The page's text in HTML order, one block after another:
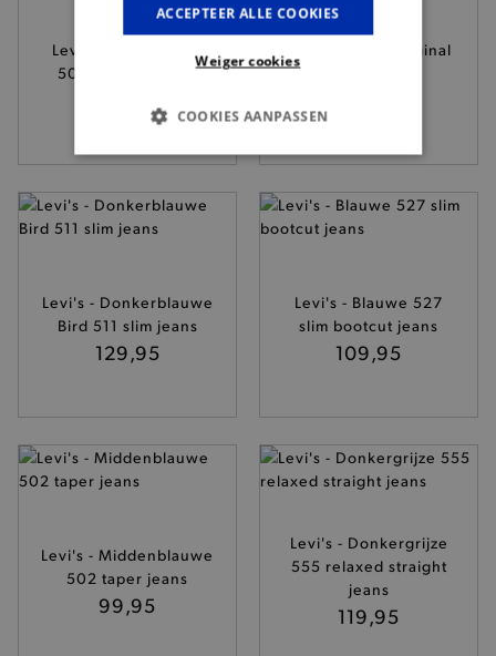
Levi's - Lichtblauwe
501 Original jeans
Levi's - Witte Original
Levi's - Donkerblauwe
Bird 511 slim jeans
129,95
Levi's - Blauwe 527
slim bootcut jeans
109,95
Levi's - Middenblauwe
502 taper jeans
99,95
Levi's - Donkergrijze
555 relaxed straight
jeans
119,95
ACCEPTEER ALLE COOKIES
Weiger cookies
COOKIES AANPASSEN
BASIS COOKIES
ANALYTISCHE
FUNCTIONALITEIT
Functionaliteit
analytische en functionele cookies vullen hun
buikjes algemene bezoekersinformatie, maar
niet jouw identiteit.
Naam
Provider